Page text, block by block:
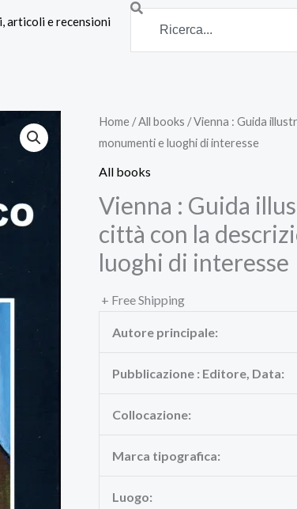
articoli e recensioni Search
Home /All books / Vienna : Guida
monumenti e luoghi di interesse
All books
Vienna : Guida
città con la
luoghi di interesse
+ Free Shipping
Autore principale:
Pubblicazione : Editore, Data:
Collocazione:
Marca tipografica:
Luogo: